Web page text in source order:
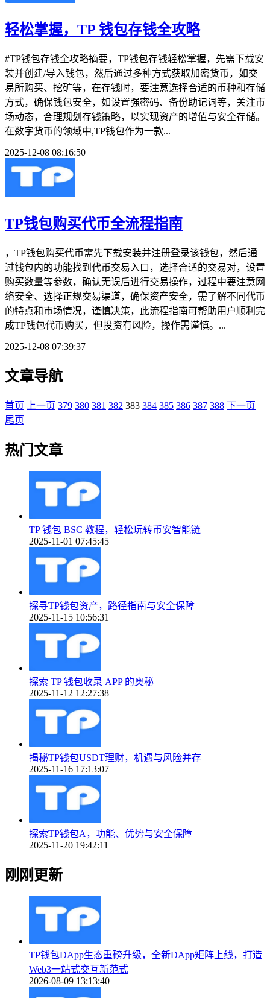
轻松掌握，TP 钱包存钱全攻略
#TP钱包存钱全攻略摘要，TP钱包存钱轻松掌握，先需下载安
装并创建/导入钱包，然后通过多种方式获取加密货币，如交
易所购买、挖矿等，在存钱时，要注意选择合适的币种和存储
方式，确保钱包安全，如设置强密码、备份助记词等，关注市
场动态，合理规划存钱策略，以实现资产的增值与安全存储。
在数字货币的领域中,TP钱包作为一款...
2025-12-08 08:16:50
TP钱包购买代币全流程指南
，TP钱包购买代币需先下载安装并注册登录该钱包，然后通
过钱包内的功能找到代币交易入口，选择合适的交易对，设置
购买数量等参数，确认无误后进行交易操作，过程中要注意网
络安全、选择正规交易渠道，确保资产安全，需了解不同代币
的特点和市场情况，谨慎决策，此流程指南可帮助用户顺利完
成TP钱包代币购买，但投资有风险，操作需谨慎。...
2025-12-08 07:39:37
文章导航
首页 上一页 379 380 381 382 383 384 385 386 387 388 下一页
尾页
热门文章
TP 钱包 BSC 教程，轻松玩转币安智能链
2025-11-01 07:45:45
探寻TP钱包资产，路径指南与安全保障
2025-11-15 10:56:31
探索 TP 钱包收录 APP 的奥秘
2025-11-12 12:27:38
揭秘TP钱包USDT理财，机遇与风险并存
2025-11-16 17:13:07
探索TP钱包A，功能、优势与安全保障
2025-11-20 19:42:11
刚刚更新
TP钱包DApp生态重磅升级，全新DApp矩阵上线，打造
Web3一站式交互新范式
2026-08-09 13:13:40